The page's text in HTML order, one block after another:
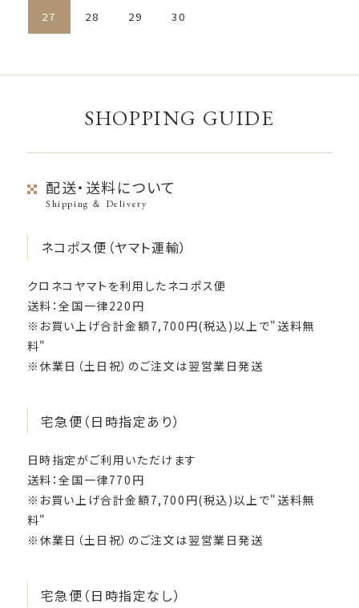
27 28 29 30
SHOPPING GUIDE
配送・送料について
Shipping ＆ Delivery
ネコポス便（ヤマト運輸）
クロネコヤマトを利用したネコポス便
送料：全国一律220円
※お買い上げ合計金額7,700円(税込)以上で"送料無
料"
※休業日（土日祝）のご注文は翌営業日発送
宅急便（日時指定あり）
日時指定がご利用いただけます
送料：全国一律770円
※お買い上げ合計金額7,700円(税込)以上で"送料無
料"
※休業日（土日祝）のご注文は翌営業日発送
宅急便（日時指定なし）